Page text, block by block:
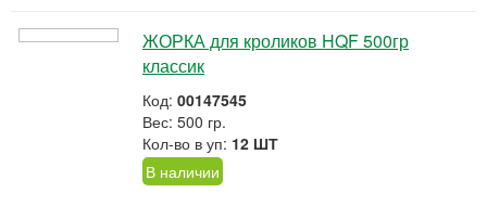
ЖОРКА для кроликов HQF 500гр
классик
Код: 00147545
Вес: 500 гр.
Кол-во в уп: 12 ШТ
В наличии